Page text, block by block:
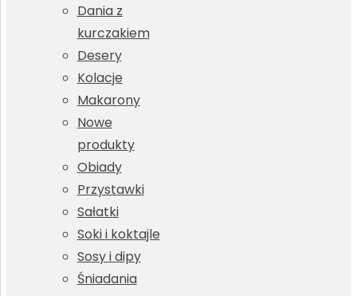
Dania z
kurczakiem
Desery
Kolacje
Makarony
Nowe
produkty
Obiady
Przystawki
Sałatki
Soki i koktajle
Sosy i dipy
Śniadania